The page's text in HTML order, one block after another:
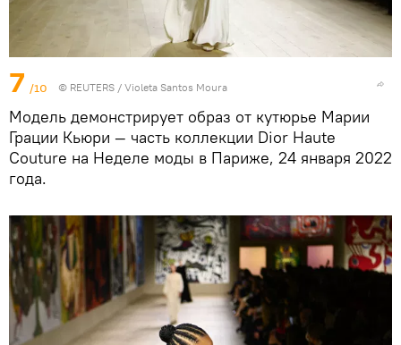
7 /10 © REUTERS / Violeta Santos Moura
Модель демонстрирует образ от кутюрье Марии
Грации Кьюри — часть коллекции Dior Haute
Couture на Неделе моды в Париже, 24 января 2022
года.